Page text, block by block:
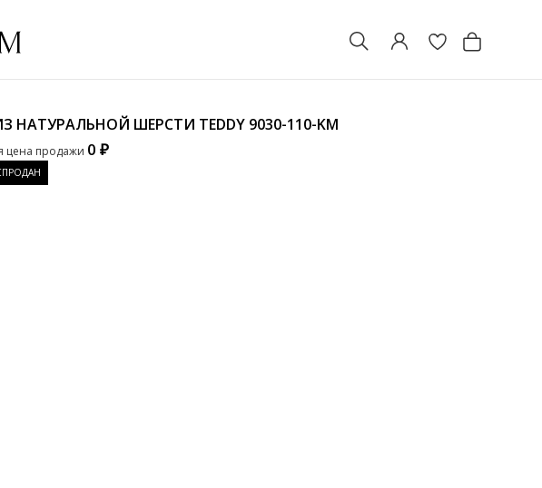
НАТУРАЛЬНОЙ ШЕРСТИ TEDDY 9030-110-KM
цена продажи 0 ₽